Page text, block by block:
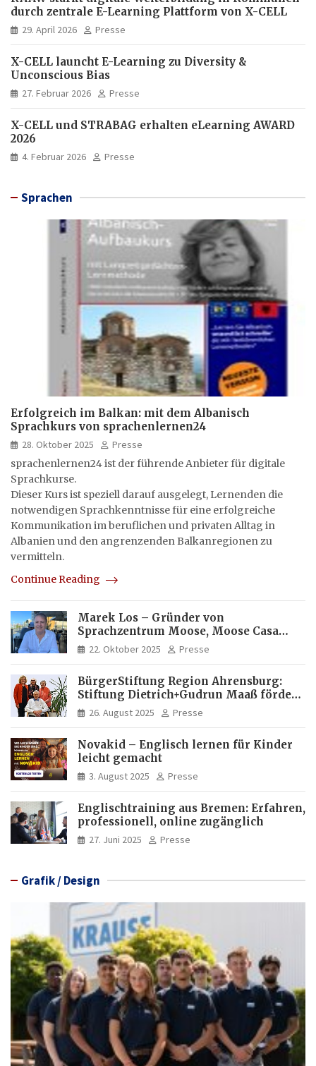
durch zentrale E-Learning Plattform von X-CELL
29. April 2026 Presse
X-CELL launcht E-Learning zu Diversity &
Unconscious Bias
27. Februar 2026 Presse
X-CELL und STRABAG erhalten eLearning AWARD
2026
4. Februar 2026 Presse
Sprachen
Erfolgreich im Balkan: mit dem Albanisch
Sprachkurs von sprachenlernen24
28. Oktober 2025
Presse
sprachenlernen24 ist der führende Anbieter für digitale
Sprachkurse.
Dieser Kurs ist speziell darauf ausgelegt, Lernenden die
notwendigen Sprachkenntnisse für eine erfolgreiche
Kommunikation im beruflichen und privaten Alltag in
Albanien und den angrenzenden Balkanregionen zu
vermitteln.
Continue Reading
Marek Los – Gründer von
Sprachzentrum Moose, Moose Casa
Italia und Apartamento Brasil |
Internationaler Experte für Bildung
22. Oktober 2025 Presse
BürgerStiftung Region Ahrensburg:
Stiftung Dietrich+Gudrun Maaß fördert
Deutschkenntnisse von Frauen
26. August 2025 Presse
Novakid – Englisch lernen für Kinder
leicht gemacht
3. August 2025 Presse
Englischtraining aus Bremen: Erfahren,
professionell, online zugänglich
27. Juni 2025 Presse
Grafik / Design